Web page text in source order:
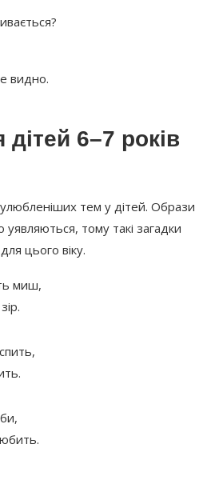
видно.
6–7 років
тем у дітей. Образи
уявляються, тому такі загадки
цього віку.
миш,